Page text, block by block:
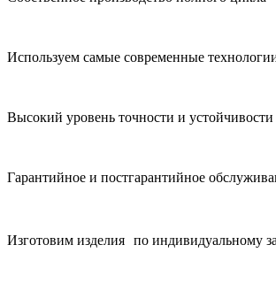
Используем самые современные
Высокий уровень точности и
Гарантийное и постгарантийное
Изготовим изделия по индивидуальному